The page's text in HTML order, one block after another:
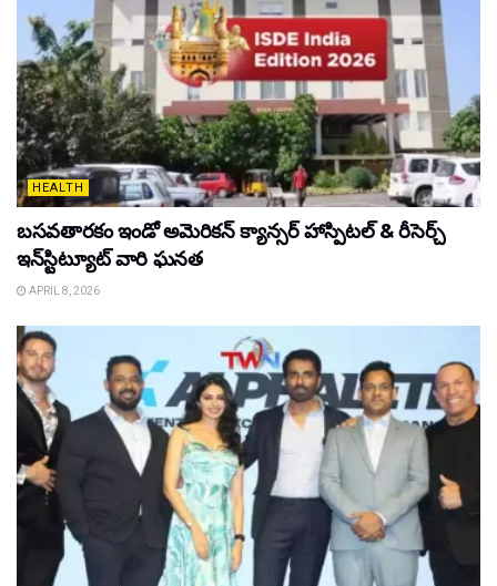
HEALTH
బసవతారకం ఇండో అమెరికన్ క్యాన్సర్ హాస్పిటల్ & రీసెర్చ్
ఇన్‌స్టిట్యూట్ వారి ఘనత
APRIL 8, 2026